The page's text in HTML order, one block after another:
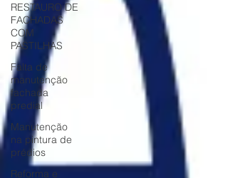
RESTAURO DE
FACHADAS
COM
PASTILHAS
Falta de
manutenção
fachada
predial
Manutenção
na pintura de
prédios
Reforma e